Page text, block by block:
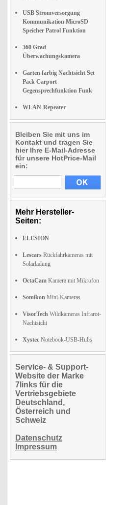
USB Stromversorgung
Kommunikation MicroSD
Speicher Patrol Funktion
360 Grad
Überwachungskamera
Garten farbig Nachtsicht Set
Pack Carport
Gegensprechfunktion Funk
WLAN-Repeater
Bleiben Sie mit uns im
Kontakt und tragen Sie
hier Ihre E-Mail-Adresse
für unsere HotPrice-Mail
ein:
Mehr Hersteller-
Seiten:
ELESION
Lescars Rückfahrkameras mit
Solarladung
OctaCam Kamera mit Mikrofon
Somikon Mini-Kameras
VisorTech Wildkameras Infrarot-
Nachtsicht
Xystec Notebook-USB-Hubs
Service- & Support-
Website der Marke
7links für die
Vertriebsgebiete
Deutschland,
Österreich und
Schweiz
Datenschutz
Impressum